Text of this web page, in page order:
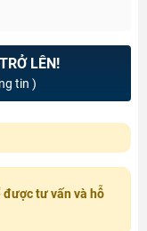
LÊN!
tin )
được tư vấn và hỗ